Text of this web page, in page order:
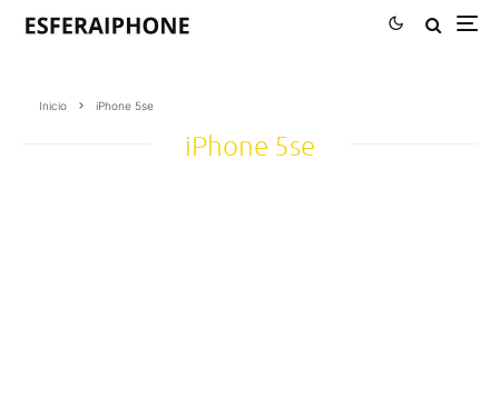
Inicio iPhone 5se
iPhone 5se